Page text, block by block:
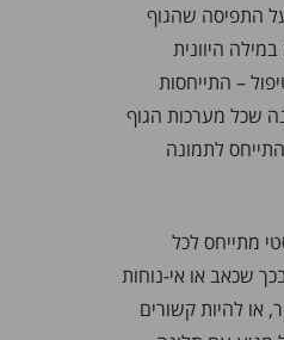
התפיסה שהגוף
היוונית
– התייחסות
שכל מערכות הגוף
לתמונה
מתייחס לכל
שכאב או אי-נוחות
או להיות קשורים